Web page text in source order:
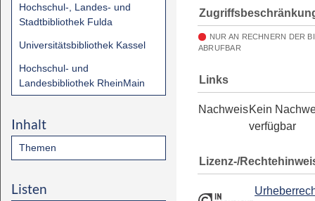
Hochschul-, Landes- und
Stadtbibliothek Fulda
Universitätsbibliothek Kassel
Hochschul- und
Landesbibliothek RheinMain
Inhalt
Themen
Listen
NUR AN RECHNERN DER
ABRUFBAR
Links
NachweisKein
verfügbar
Lizenz-/